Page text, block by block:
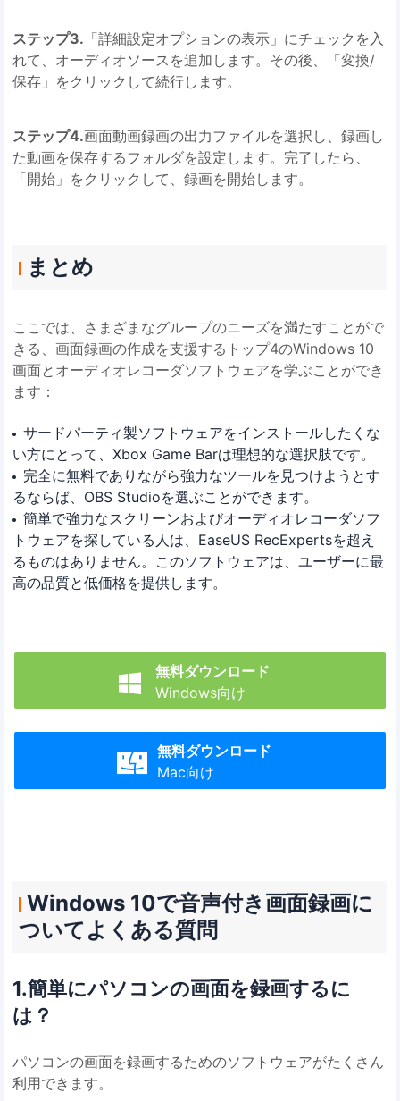
ステップ3. 「詳細設定オプションの表示」にチェックを入
れて、オーディオソースを追加します。その後、「変換/
保存」をクリックして続行します。
ステップ4.画面動画録画の出力ファイルを選択し、録画し
た動画を保存するフォルダを設定します。完了したら、
「開始」をクリックして、録画を開始します。
まとめ
ここでは、さまざまなグループのニーズを満たすことがで
きる、画面録画の作成を支援するトップ4のWindows 10
画面とオーディオレコーダソフトウェアを学ぶことができ
ます：
サードパーティ製ソフトウェアをインストールしたくな
い方にとって、Xbox Game Barは理想的な選択肢です。
完全に無料でありながら強力なツールを見つけようとす
るならば、OBS Studioを選ぶことができます。
簡単で強力なスクリーンおよびオーディオレコーダソフ
トウェアを探している人は、EaseUS RecExpertsを超え
るものはありません。このソフトウェアは、ユーザーに最
高の品質と低価格を提供します。

無料ダウンロード
Windows向け

無料ダウンロード
Mac向け
Windows 10で音声付き画面録画に
ついてよくある質問
1.簡単にパソコンの画面を録画するに
は？
パソコンの画面を録画するためのソフトウェアがたくさん
利用できます。